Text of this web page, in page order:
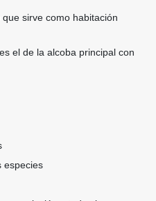
sirve como habitación
el de la alcoba principal con
especies